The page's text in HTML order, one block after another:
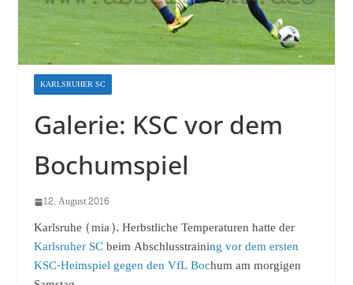
KARLSRUHER SC
Galerie: KSC vor dem
Bochumspiel
12. August 2016
Karlsruhe (mia). Herbstliche Temperaturen hatte der
Karlsruher SCbeim Abschlusstraining vor dem ersten
KSC-Heimspiel gegen den VfL Bochum am morgigen